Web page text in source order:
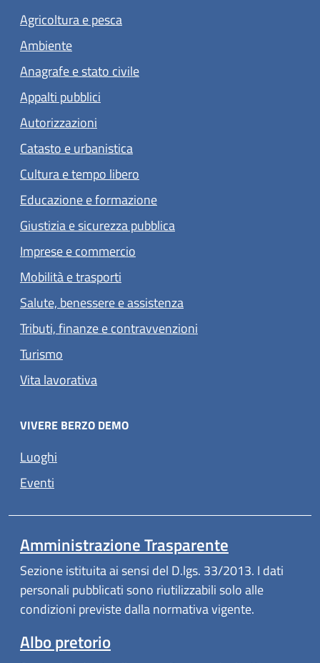
Agricoltura e pesca
Ambiente
Anagrafe e stato civile
Appalti pubblici
Autorizzazioni
Catasto e urbanistica
Cultura e tempo libero
Educazione e formazione
Giustizia e sicurezza pubblica
Imprese e commercio
Mobilità e trasporti
Salute, benessere e assistenza
Tributi, finanze e contravvenzioni
Turismo
Vita lavorativa
VIVERE BERZO DEMO
Luoghi
Eventi
Amministrazione Trasparente
Sezione istituita ai sensi del D.lgs. 33/2013. I dati
personali pubblicati sono riutilizzabili solo alle
condizioni previste dalla normativa vigente.
Albo pretorio